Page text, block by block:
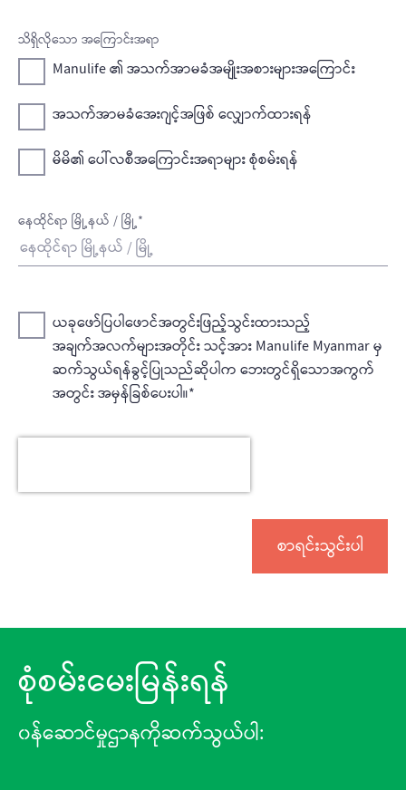
စုံစမ်းမေးမြန်းရန်
၀န်ဆောင်မှုဌာနကိုဆက်သွယ်ပါ:
သိရှိလိုသော အကြောင်းအရာ
Manulife ‌၏ အသက်အာမခံအမျိုးအစားများအကြောင်း
အသက်အာမခံအေးဂျင့်အဖြစ် လျှောက်ထားရန်
မိမိ၏ ပေါ်လစီအကြောင်းအရာများ စုံစမ်းရန်
နေထိုင်ရာ မြို့နယ် / မြို့*
ယခုဖော်ပြပါ‌ဖောင်အတွင်းဖြည့်သွင်းထားသည့်
အချက်အလက်များအတိုင်း သင့်အား Manulife Myanmar မှ
ဆက်သွယ်ရန်ခွင့်ပြုသည်ဆိုပါက ‌ဘေးတွင်ရှိသောအကွက်
အတွင်း အမှန်ခြစ်ပေးပါ။